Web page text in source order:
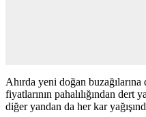
Ahırda yeni doğan
fiyatlarının pahalılığından
diğer yandan da her kar